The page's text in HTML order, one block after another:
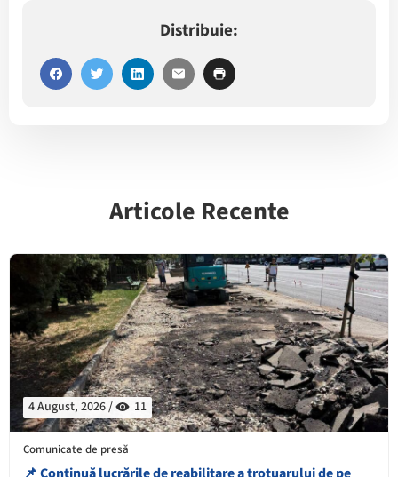
Distribuie:
Articole Recente
4 August, 2026 / 11
Comunicate de presă
📌 Continuă lucrările de reabilitare a trotuarului de pe